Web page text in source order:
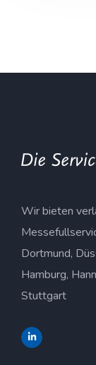
Wir bieten
Dortmund,
Hamburg,
Stuttgart